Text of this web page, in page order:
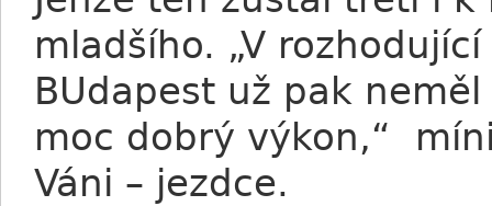
mladšího. „V
BUdapest už pak
moc dobrý výkon,“
Váni – jezdce.